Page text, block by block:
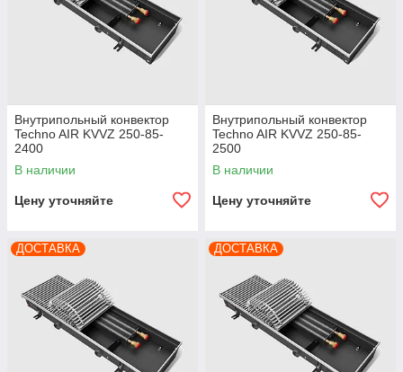
Внутрипольный конвектор
Techno AIR KVVZ 250-85-
2400
В наличии
Цену уточняйте
Внутрипольный конвектор
Techno AIR KVVZ 250-85-
2500
В наличии
Цену уточняйте
ДОСТАВКА ДОСТАВКА